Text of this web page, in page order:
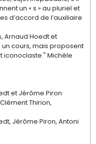
un « s » au pluriel et
d’accord de l’auxiliaire
Arnaud Hoedt et
cours, mais proposent
Michèle
et Jérôme Piron
Thirion,
Jérôme Piron, Antoni